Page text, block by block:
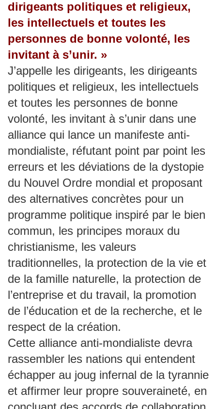
dirigeants politiques et religieux,
les intellectuels et toutes les
personnes de bonne volonté, les
invitant à s’unir. »
J’appelle les dirigeants, les dirigeants
politiques et religieux, les intellectuels
et toutes les personnes de bonne
volonté, les invitant à s’unir dans une
alliance qui lance un manifeste anti-
mondialiste, réfutant point par point les
erreurs et les déviations de la dystopie
du Nouvel Ordre mondial et proposant
des alternatives concrètes pour un
programme politique inspiré par le bien
commun, les principes moraux du
christianisme, les valeurs
traditionnelles, la protection de la vie et
de la famille naturelle, la protection de
l’entreprise et du travail, la promotion
de l’éducation et de la recherche, et le
respect de la création.
Cette alliance anti-mondialiste devra
rassembler les nations qui entendent
échapper au joug infernal de la tyrannie
et affirmer leur propre souveraineté, en